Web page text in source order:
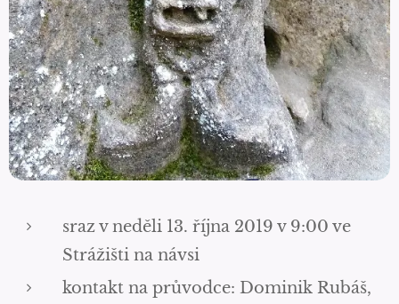
sraz v neděli 13. října 2019 v 9:00 ve
Strážišti na návsi
kontakt na průvodce: Dominik Rubáš,